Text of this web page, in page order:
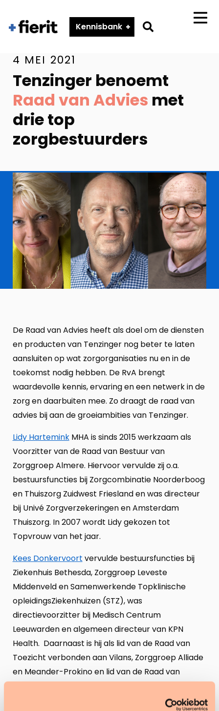
Méér
een
Kennisbank
Go
page
4 MEI 2021
Tenzinger benoemt
Raad van Advies met
drie top
zorgbestuurders
De Raad van Advies heeft als doel om de diensten
en producten van Tenzinger nog beter te laten
aansluiten op wat zorgorganisaties nu en in de
toekomst nodig hebben. De RvA brengt
waardevolle kennis, ervaring en een netwerk in de
zorg en daarbuiten mee. Zo draagt de raad van
advies bij aan de groeiambities van Tenzinger.
Lidy HarteminkMHA is sinds 2015 werkzaam als
Voorzitter van de Raad van Bestuur van
Zorggroep Almere. Hiervoor vervulde zij o.a.
bestuursfuncties bij Zorgcombinatie Noorderboog
en Thuiszorg Zuidwest Friesland en was directeur
bij Univé Zorgverzekeringen en Amsterdam
Thuiszorg. In 2007 wordt Lidy gekozen tot
Topvrouw van het jaar.
Kees Donkervoort vervulde bestuursfuncties bij
Ziekenhuis Bethesda, Zorggroep Leveste
Middenveld en Samenwerkende Topklinische
opleidingsZiekenhuizen (STZ), was
directievoorzitter bij Medisch Centrum
Leeuwarden en algemeen directeur van KPN
Health. Daarnaast is hij als lid van de Raad van
Toezicht verbonden aan Vilans, Zorggroep Alliade
en Meander-Prokino en lid van de Raad van
maakte – achtereenvolgens als